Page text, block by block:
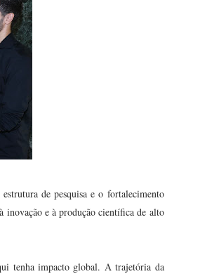
de pesquisa e o fortalecimento
inovação e à produção científica de alto
tenha impacto global. A trajetória da